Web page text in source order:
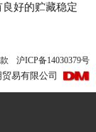
好的贮藏稳定
沪ICP备14030379号
易有限公司